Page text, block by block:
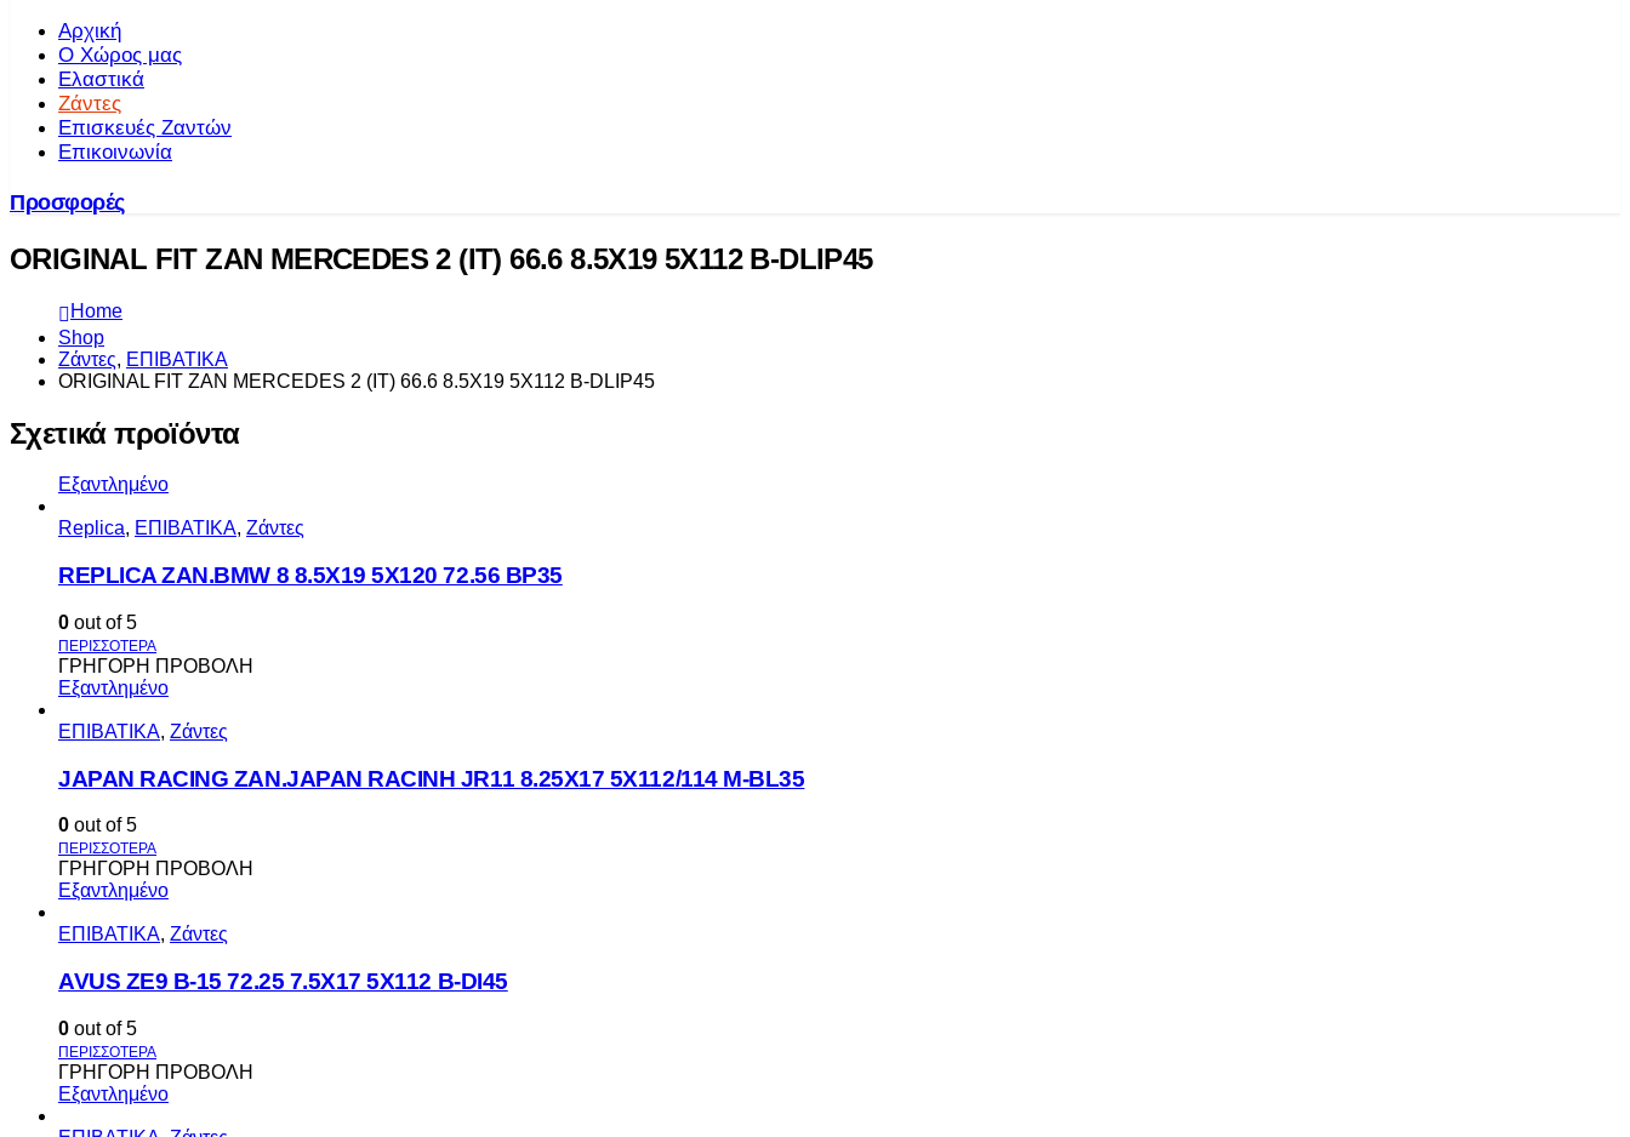
Αρχική
Ο Χώρος μας
Ελαστικά
Ζάντες
Επισκευές Ζαντών
Επικοινωνία
Προσφορές
ORIGINAL FIT ZAN MERCEDES 2 (IT) 66.6 8.5X19 5X112 B-DLIP45
Home
Shop
Ζάντες, ΕΠΙΒΑΤΙΚΑ
ORIGINAL FIT ZAN MERCEDES 2 (IT) 66.6 8.5X19 5X112 B-DLIP45
Σχετικά προϊόντα
Εξαντλημένο
Replica, ΕΠΙΒΑΤΙΚΑ, Ζάντες
REPLICA ZAN.BMW 8 8.5X19 5X120 72.56 BP35
0 out of 5
ΓΡΗΓΟΡΗ ΠΡΟΒΟΛΗ
Εξαντλημένο
ΕΠΙΒΑΤΙΚΑ, Ζάντες
JAPAN RACING ZAN.JAPAN RACINH JR11 8.25X17 5X112/114 M-BL35
0 out of 5
ΓΡΗΓΟΡΗ ΠΡΟΒΟΛΗ
Εξαντλημένο
ΕΠΙΒΑΤΙΚΑ, Ζάντες
AVUS ΖΕ9 Β-15 72.25 7.5Χ17 5Χ112 Β-DI45
0 out of 5
ΓΡΗΓΟΡΗ ΠΡΟΒΟΛΗ
Εξαντλημένο